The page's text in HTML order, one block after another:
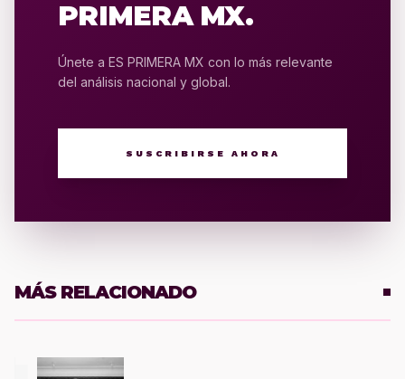
PRIMERA MX.
Únete a ES PRIMERA MX con lo más relevante
del análisis nacional y global.
SUSCRIBIRSE AHORA
MÁS RELACIONADO